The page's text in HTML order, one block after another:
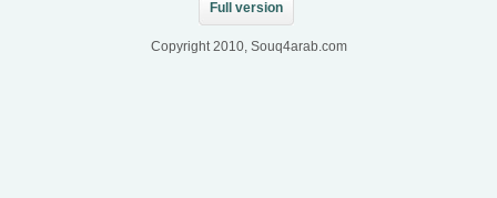
Full version
Copyright 2010, Souq4arab.com